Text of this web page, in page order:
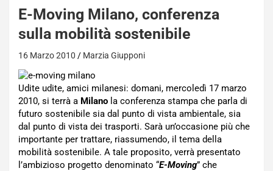
E-Moving Milano, conferenza
sulla mobilità sostenibile
16 Marzo 2010 Marzia Giupponi
Udite udite, amici milanesi: domani, mercoledì 17 marzo
2010, si terrà a Milano la conferenza stampa che parla di
futuro sostenibile sia dal punto di vista ambientale, sia
dal punto di vista dei trasporti. Sarà un’occasione più che
importante per trattare, riassumendo, il tema della
mobilità sostenibile. A tale proposito, verrà presentato
l’ambizioso progetto denominato “E-Moving” che